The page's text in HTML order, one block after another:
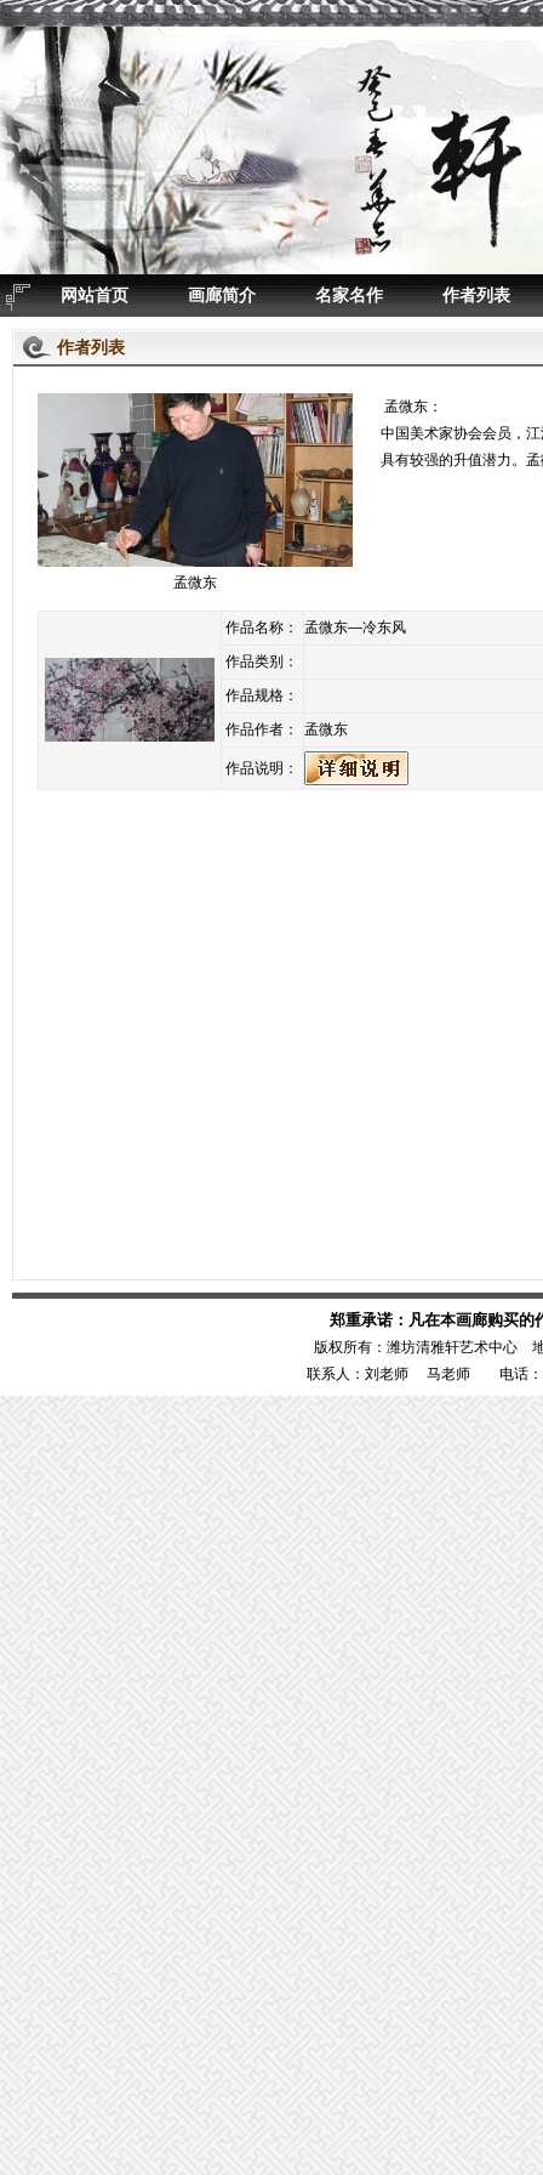
网站首页 画廊简介 名家名作 作者列表
作者列表
孟微东
孟微东：
中国美术家协会会员，
具有较强的升值潜力。
作品名称：
孟微东—冷东风
作品类别：
作品规格：
作品作者：
孟微东
作品说明：
郑重承诺：凡在本画廊购买的
版权所有：潍坊清雅轩艺术中心
联系人：刘老师 马老师 电话